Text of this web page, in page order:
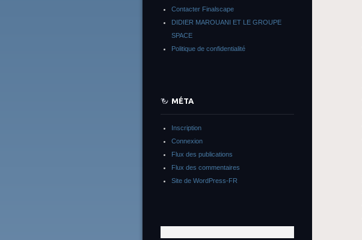
Contacter Finalscape
DIDIER MAROUANI ET LE GROUPE
SPACE
Politique de confidentialité
MÉTA
Inscription
Connexion
Flux des publications
Flux des commentaires
Site de WordPress-FR